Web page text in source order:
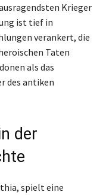
Krieger
ist tief in
verankert, die
Taten
als das
des antiken
der
spielt eine